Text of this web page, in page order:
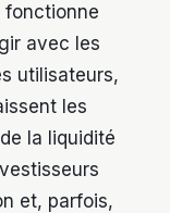
fonctionne
avec les
utilisateurs,
les
la liquidité
et, parfois,